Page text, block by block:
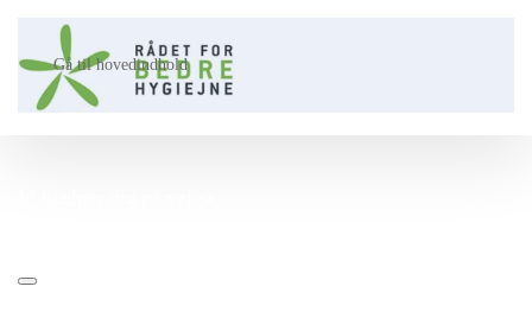
Gå til hovedindhold